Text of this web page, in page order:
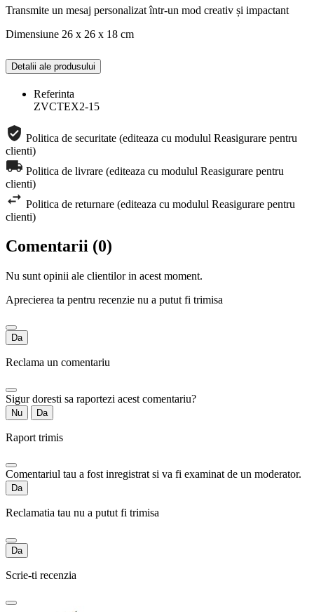
Transmite un mesaj personalizat într-un mod creativ și impactant
Dimensiune 26 x 26 x 18 cm
Detalii ale produsului
Referinta
ZVCTEX2-15
Politica de securitate (editeaza cu modulul Reasigurare pentru
clienti)
Politica de livrare (editeaza cu modulul Reasigurare pentru
clienti)
Politica de returnare (editeaza cu modulul Reasigurare pentru
clienti)
Comentarii (0)
Nu sunt opinii ale clientilor in acest moment.
Aprecierea ta pentru recenzie nu a putut fi trimisa
Da
Reclama un comentariu
Sigur doresti sa raportezi acest comentariu?
Nu Da
Raport trimis
Comentariul tau a fost inregistrat si va fi examinat de un moderator.
Da
Reclamatia tau nu a putut fi trimisa
Da
Scrie-ti recenzia